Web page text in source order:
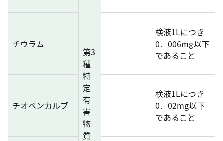
第3
種
特
定
有
害
物
質
チウラム
検液1Lにつき
0．006mg以下
であること
チオベンカルブ
検液1Lにつき
0．02mg以下
であること